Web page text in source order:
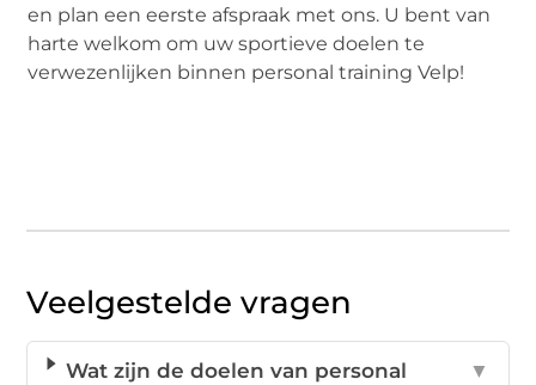
en plan een eerste afspraak met ons. U bent van
harte welkom om uw sportieve doelen te
verwezenlijken binnen personal training Velp!
Veelgestelde vragen
Wat zijn de doelen van personal
▼